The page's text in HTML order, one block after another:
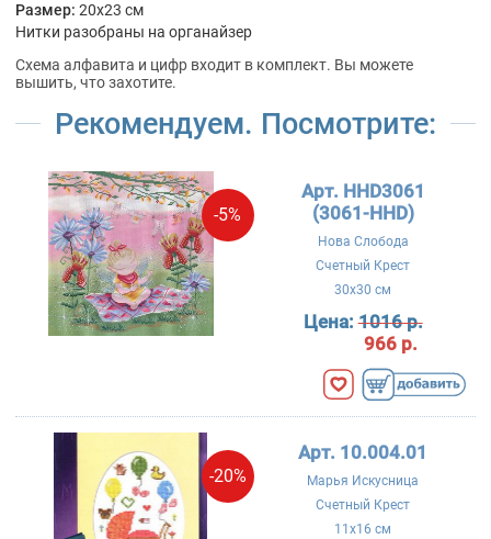
Размер: 20x23 см
Нитки разобраны на органайзер
Схема алфавита и цифр входит в комплект. Вы можете
вышить, что захотите.
Рекомендуем. Посмотрите:
-5%
Арт. HHD3061
(3061-HHD)
Нова Слобода
Счетный Крест
30x30 см
Цена:1016 р.
966 р.
-20%
Арт. 10.004.01
Марья Искусница
Счетный Крест
11x16 см